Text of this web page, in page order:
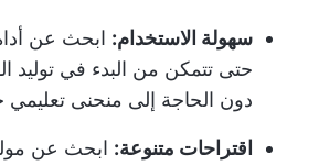
سهولة الاستخدام: ابحث عن
حتى تتمكن من البدء في توليد
دون الحاجة إلى منحنى تعليمي
اقتراحات متنوعة: ابحث عن